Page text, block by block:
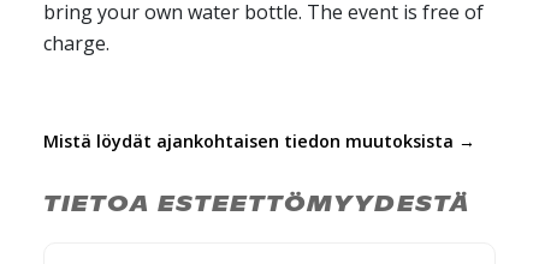
bring your own water bottle. The event is free of
charge.
Mistä löydät ajankohtaisen tiedon muutoksista →
TIETOA ESTEETTÖMYYDESTÄ